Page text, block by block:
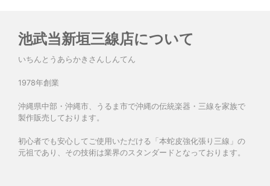
池武当新垣三線店について
いちんとうあらかきさんしんてん
1978年創業
沖縄県中部・沖縄市、うるま市で沖縄の伝統楽器・三線を家族で
製作販売しております。
初心者でも安心してご使用いただける「本蛇皮強化張り三線」の
元祖であり、その技術は業界のスタンダードとなっております。